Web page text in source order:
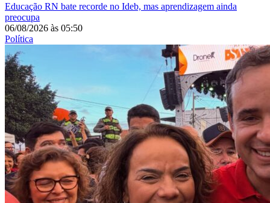
Educação RN bate recorde no Ideb, mas aprendizagem ainda
preocupa
06/08/2026 às 05:50
Política